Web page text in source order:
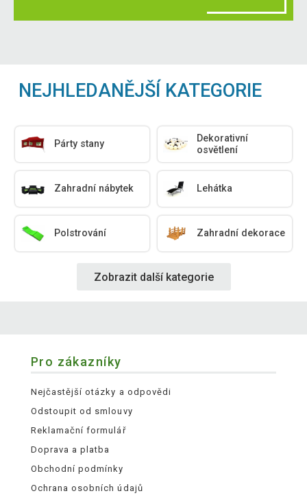
NEJHLEDANĚJŠÍ KATEGORIE
Párty stany
Dekorativní
osvětlení
Zahradní nábytek Lehátka
Polstrování Zahradní dekorace
Zobrazit další kategorie
Pro zákazníky
Nejčastější otázky a odpovědi
Odstoupit od smlouvy
Reklamační formulář
Doprava a platba
Obchodní podmínky
Ochrana osobních údajů